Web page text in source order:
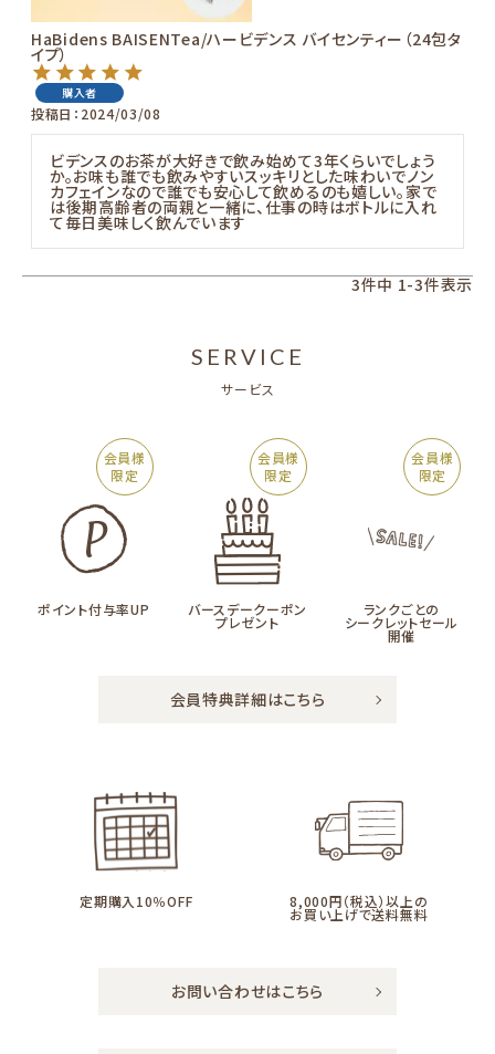
HaBidens BAISENTea/ハービデンス バイセンティー（24包タ
イプ）
購入者
投稿日 2024/03/08
ビデンスのお茶が大好きで飲み始めて3年くらいでしょう
か。お味も誰でも飲みやすいスッキリとした味わいでノン
カフェインなので誰でも安心して飲めるのも嬉しい。家で
は後期高齢者の両親と一緒に、仕事の時はボトルに入れ
て毎日美味しく飲んでいます
3件中 1-3件表示
SERVICE
サービス
会員様
限定
ポイント付与率UP
会員様
限定
バースデークーポン
プレゼント
会員様
限定
ランクごとの
シークレットセール
開催
会員特典詳細はこちら
定期購入10％OFF 8,000円（税込）以上の
お買い上げで送料無料
お問い合わせはこちら